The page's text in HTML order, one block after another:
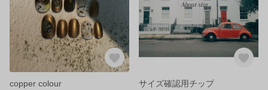
copper colour
サイズ確認用チップ